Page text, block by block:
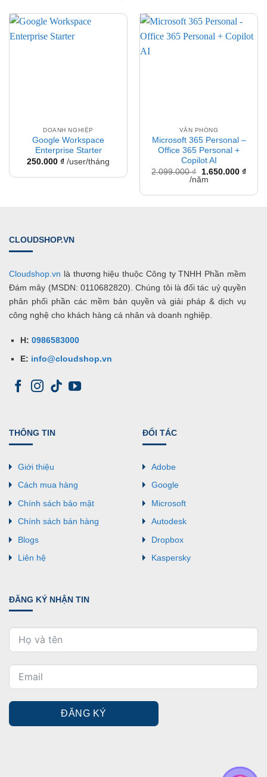
DOANH NGHIỆP
Google Workspace
Enterprise Starter
250.000 ₫ /user/tháng
VĂN PHÒNG
Microsoft 365 Personal –
Office 365 Personal +
Copilot AI
2.099.000₫
Giá
gốc
2.099.000 ₫.
1.650.000 ₫Giá
là:
/năm
CLOUDSHOP.VN
Cloudshop.vn là thương hiệu thuộc Công ty TNHH Phần mềm
Đám mây (MSDN: 0110682820). Chúng tôi là đối tác uỷ quyền
phân phối phần các mềm bản quyền và giải pháp & dịch vụ
công nghệ cho khách hàng cá nhân và doanh nghiệp.
H: 0986583000
E: info@cloudshop.vn
THÔNG TIN
Giới thiệu
Cách mua hàng
Chính sách bảo mật
Chính sách bán hàng
Blogs
Liên hệ
ĐỐI TÁC
Adobe
Google
Microsoft
Autodesk
Dropbox
Kaspersky
ĐĂNG KÝ NHẬN TIN
ĐĂNG KÝ